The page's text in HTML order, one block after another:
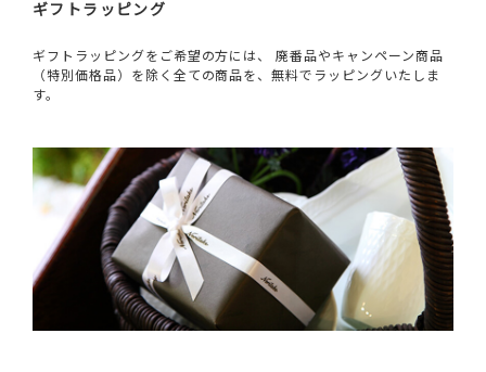
ギフトラッピング
ギフトラッピングをご希望の方には、 廃番品やキャンペーン商品
（特別価格品）を除く全ての商品を、無料でラッピングいたしま
す。